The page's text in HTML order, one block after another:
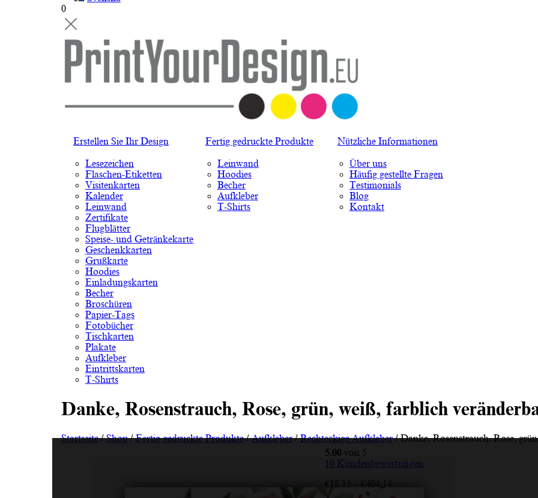
0
Erstellen Sie Ihr Design
Lesezeichen
Flaschen-Etiketten
Visitenkarten
Kalender
Leinwand
Zertifikate
Flugblätter
Speise- und Getränkekarte
Geschenkkarten
Grußkarte
Hoodies
Einladungskarten
Becher
Broschüren
Papier-Tags
Fotobücher
Tischkarten
Plakate
Aufkleber
Eintrittskarten
T-Shirts
Fertig gedruckte Produkte
Leinwand
Hoodies
Becher
Aufkleber
T-Shirts
Nützliche Informationen
Über uns
Häufig gestellte Fragen
Testimonials
Blog
Kontakt
Danke, Rosenstrauch, Rose, grün, weiß, farblich
Startseite/Shop/Fertig gedruckte Produkte/Aufkleber/Rechteckige Aufkleber/ Danke, Rosenstrauch, Rose,
5.00 von 5
10 Kundenbewertungen
€ 18.15 – € 404.14Preisspanne: